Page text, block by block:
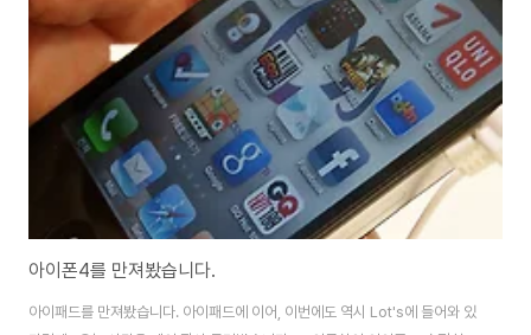
지는 않았습니다. 화면은 상단 3D, 하단 일반 터치 스크린으로 되어 있고, 카메
라가 달려 있습니다. 조이패드의 경우 꽤 부드러운 움직임으로 대전게임의 커
아이폰4를 만져봤습니다.
아이패드를 만져봤습니다. 아이패드에 이어, 이번에도 역시 Lot's에 들어와 있